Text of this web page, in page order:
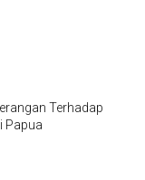
Terhadap
Papua